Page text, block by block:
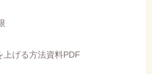
上げる方法資料PDF